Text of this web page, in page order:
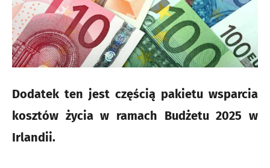
Dodatek ten jest częścią pakietu wsparcia
kosztów życia w ramach Budżetu 2025 w
Irlandii.